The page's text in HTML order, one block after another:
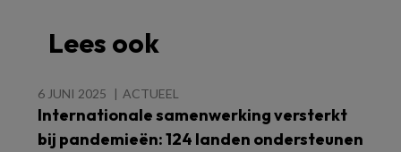
Lees ook
6 JUNI 2025 ACTUEEL
Internationale samenwerking versterkt
bij pandemieën: 124 landen ondersteunen